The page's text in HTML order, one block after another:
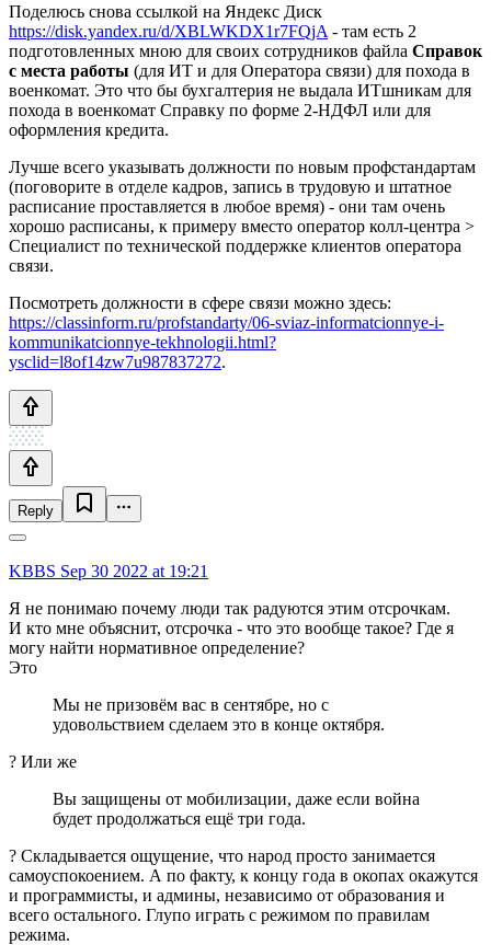
Поделюсь снова ссылкой на Яндекс Диск
https://disk.yandex.ru/d/XBLWKDX1r7FQjA - там есть 2
подготовленных мною для своих сотрудников файла Справок
с места работы (для ИТ и для Оператора связи) для похода в
военкомат. Это что бы бухгалтерия не выдала ИТшникам для
похода в военкомат Справку по форме 2-НДФЛ или для
оформления кредита.
Лучше всего указывать должности по новым профстандартам
(поговорите в отделе кадров, запись в трудовую и штатное
расписание проставляется в любое время) - они там очень
хорошо расписаны, к примеру вместо оператор колл-центра >
Специалист по технической поддержке клиентов оператора
связи.
Посмотреть должности в сфере связи можно здесь:
https://classinform.ru/profstandarty/06-sviaz-informatcionnye-i-
kommunikatcionnye-tekhnologii.html?
ysclid=l8of14zw7u987837272.
Reply
KBBS Sep 30 2022 at 19:21
Я не понимаю почему люди так радуются этим отсрочкам.
И кто мне объяснит, отсрочка - что это вообще такое? Где я
могу найти нормативное определение?
Это
Мы не призовём вас в сентябре, но с
удовольствием сделаем это в конце октября.
? Или же
Вы защищены от мобилизации, даже если война
будет продолжаться ещё три года.
? Складывается ощущение, что народ просто занимается
самоуспокоением. А по факту, к концу года в окопах окажутся
и программисты, и админы, независимо от образования и
всего остального. Глупо играть с режимом по правилам
режима.